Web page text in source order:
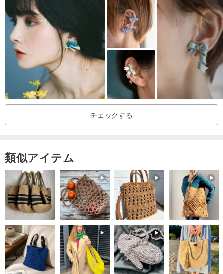
ほら～
-サイズ
チャック部：1.5×0.8(cm)
全体: 4.3*1.5 (cm)
注意
※イヤリングは抗アレルギースチールピン（無料）/シルバー（追加
料金100ドル）に交換可能です。ピアスは全てフックタイプです。
※イヤリングはデザイナーがひとつひとつ手作りしているため、形や
大きさが100％同じになることはありません。
#イヤリングを着用する際に個人的な衛生上の問題がある場合、重大
な欠陥がない限り、返品や交換は受け付けられません。
#撮影時の照明や各コンピューターのディスプレイの違いにより、写
真と実際の商品の色が若干異なる場合があります。
チェックする
類似アイテム